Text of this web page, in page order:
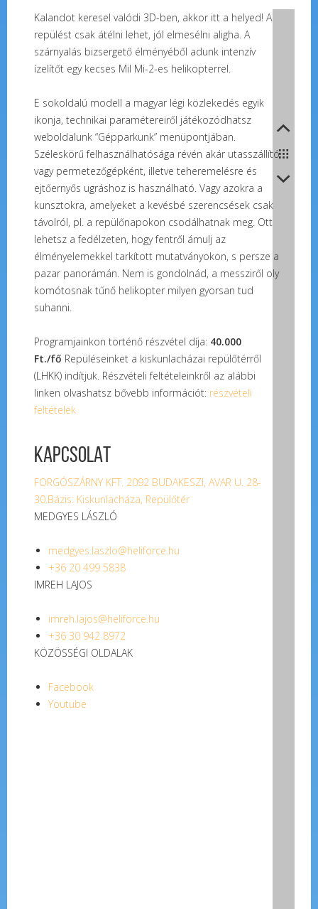
Kalandot keresel valódi 3D-ben, akkor itt a helyed! A
repülést csak átélni lehet, jól elmesélni aligha. A
szárnyalás bizsergető élményéből adunk intenzív
ízelítőt egy kecses Mil Mi-2-es helikopterrel.
E sokoldalú modell a magyar légi közlekedés egyik
ikonja, technikai paramétereiről játékozódhatsz
weboldalunk “Gépparkunk” menüpontjában.
Széleskörű felhasználhatósága révén akár utasszállító
vagy permetezőgépként, illetve teheremelésre és
ejtőernyős ugráshoz is használható. Vagy azokra a
kunsztokra, amelyeket a kevésbé szerencsések csak
távolról, pl. a repülőnapokon csodálhatnak meg. Ott
lehetsz a fedélzeten, hogy fentről ámulj az
élményelemekkel tarkított mutatványokon, s persze a
pazar panorámán. Nem is gondolnád, a messziről oly
komótosnak tűnő helikopter milyen gyorsan tud
suhanni.
Programjainkon történő részvétel díja: 40.000
Ft./fő Repüléseinket a kiskunlacházai repülőtérről
(LHKK) indítjuk. Részvételi feltételeinkről az alábbi
linken olvashatsz bővebb információt: részvételi
feltételek
KAPCSOLAT
FORGÓSZÁRNY KFT. 2092 BUDAKESZI, AVAR U. 28-
30.Bázis: Kiskunlacháza, Repülőtér
MEDGYES LÁSZLÓ
medgyes.laszlo@heliforce.hu
+36 20 499 5838
IMREH LAJOS
imreh.lajos@heliforce.hu
+36 30 942 8972
KÖZÖSSÉGI OLDALAK
Facebook
Youtube